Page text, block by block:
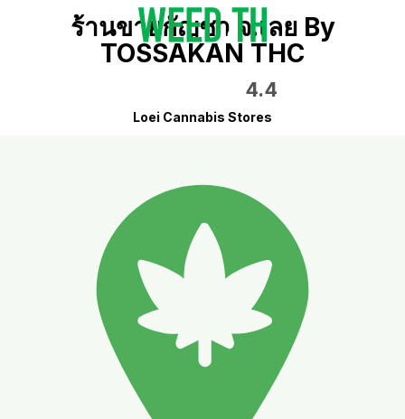
ร้านขายกัญชา จ.เลย By
TOSSAKAN THC
4.4
Loei Cannabis Stores